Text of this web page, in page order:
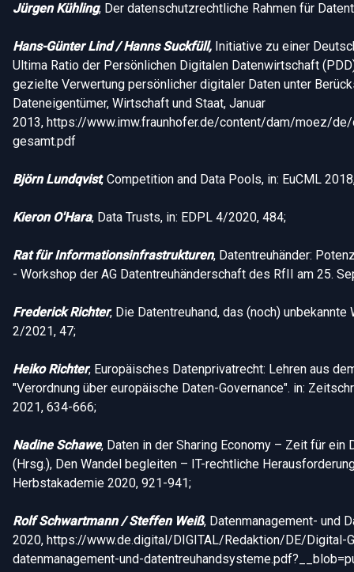
Jürgen Kühling, Der datenschutzrechtliche Rahmen für
Hans-Günter Lind / Hanns Suckfüll, Initiative zu einer
Ultima Ratio der Persönlichen Digitalen Datenwirtschaft
gezielte Verwertung persönlicher digitaler Daten unter
Dateneigentümer, Wirtschaft und Staat, Januar
2013, https://www.imw.fraunhofer.de/content/dam/moez/
gesamt.pdf
Björn Lundqvist, Competition and Data Pools, in: EuCML
Kieron O'Hara, Data Trusts, in: EDPL 4/2020, 484;
Rat für Informationsinfrastrukturen, Datentreuhänder:
- Workshop der AG Datentreuhänderschaft des RfII am 25.
Frederick Richter, Die Datentreuhand, das (noch)
2/2021, 47;
Heiko Richter, Europäisches Datenprivatrecht: Lehren aus
"Verordnung über europäische Daten-Governance". in:
2021, 634-666;
Nadine Schawe, Daten in der Sharing Economy – Zeit für ein
(Hrsg.), Den Wandel begleiten – IT-rechtliche
Herbstakademie 2020, 921-941;
Rolf Schwartmann / Steffen Weiß, Datenmanagement- und
2020, https://www.de.digital/DIGITAL/Redaktion/DE/
datenmanagement-und-